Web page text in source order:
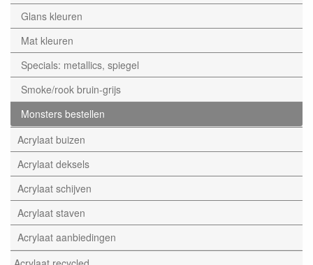
Glans kleuren
Mat kleuren
Specials: metallics, spiegel
Smoke/rook bruin-grijs
Monsters bestellen
Acrylaat buizen
Acrylaat deksels
Acrylaat schijven
Acrylaat staven
Acrylaat aanbiedingen